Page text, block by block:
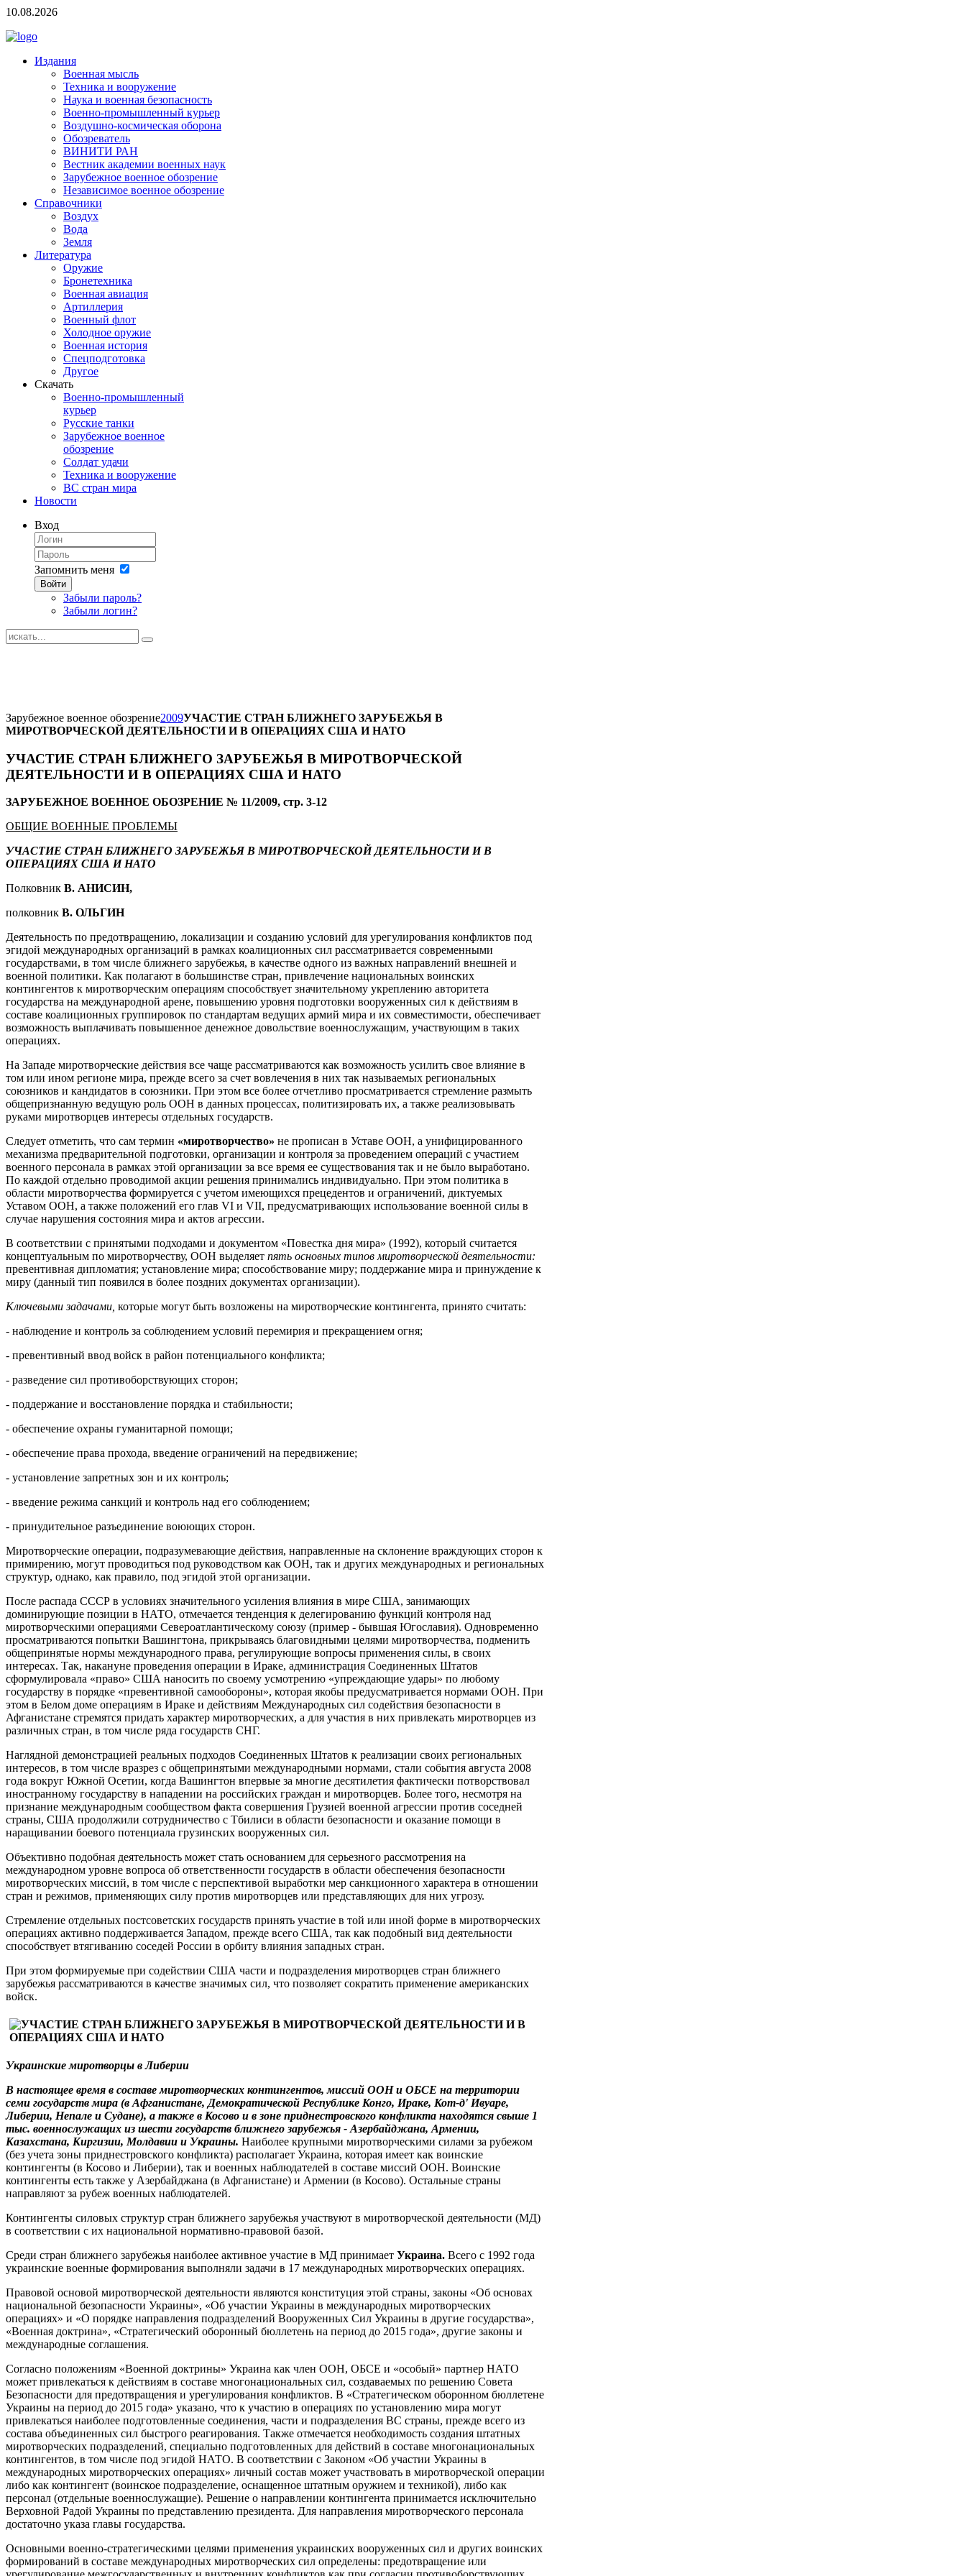
10.08.2026
Издания
Военная мысль
Техника и вооружение
Наука и военная безопасность
Военно-промышленный курьер
Воздушно-космическая оборона
Обозреватель
ВИНИТИ РАН
Вестник академии военных наук
Зарубежное военное обозрение
Независимое военное обозрение
Справочники
Воздух
Вода
Земля
Литература
Оружие
Бронетехника
Военная авиация
Артиллерия
Военный флот
Холодное оружие
Военная история
Спецподготовка
Другое
Скачать
Военно-промышленный
курьер
Русские танки
Зарубежное военное
обозрение
Солдат удачи
Техника и вооружение
ВС стран мира
Новости
Вход
Запомнить меня
Войти
Забыли пароль?
Забыли логин?
Зарубежное военное обозрение2009УЧАСТИЕ СТРАН БЛИЖНЕГО ЗАРУБЕЖЬЯ В
МИРОТВОРЧЕСКОЙ ДЕЯТЕЛЬНОСТИ И В ОПЕРАЦИЯХ США И НАТО
УЧАСТИЕ СТРАН БЛИЖНЕГО ЗАРУБЕЖЬЯ В МИРОТВОРЧЕСКОЙ
ДЕЯТЕЛЬНОСТИ И В ОПЕРАЦИЯХ США И НАТО
ЗАРУБЕЖНОЕ ВОЕННОЕ ОБОЗРЕНИЕ № 11/2009, стр. 3-12
ОБЩИЕ ВОЕННЫЕ ПРОБЛЕМЫ
УЧАСТИЕ СТРАН БЛИЖНЕГО ЗАРУБЕЖЬЯ В МИРОТВОРЧЕСКОЙ ДЕЯТЕЛЬНОСТИ И В
ОПЕРАЦИЯХ США И НАТО
Полковник В. АНИСИН,
полковник В. ОЛЬГИН
Деятельность по предотвращению, локализации и созданию условий для урегулирования конфликтов под
эгидой международных организаций в рамках коалиционных сил рассматривается современными
государствами, в том числе ближнего зарубежья, в качестве одного из важных направлений внешней и
военной политики. Как полагают в большинстве стран, привлечение национальных воинских
контингентов к миротворческим операциям способствует значительному укреплению авторитета
государства на международной арене, повышению уровня подготовки вооруженных сил к действиям в
составе коалиционных группировок по стандартам ведущих армий мира и их совместимости, обеспечивает
возможность выплачивать повышенное денежное довольствие военнослужащим, участвующим в таких
операциях.
На Западе миротворческие действия все чаще рассматриваются как возможность усилить свое влияние в
том или ином регионе мира, прежде всего за счет вовлечения в них так называемых региональных
союзников и кандидатов в союзники. При этом все более отчетливо просматривается стремление размыть
общепризнанную ведущую роль ООН в данных процессах, политизировать их, а также реализовывать
руками миротворцев интересы отдельных государств.
Следует отметить, что сам термин «миротворчество» не прописан в Уставе ООН, а унифицированного
механизма предварительной подготовки, организации и контроля за проведением операций с участием
военного персонала в рамках этой организации за все время ее существования так и не было выработано.
По каждой отдельно проводимой акции решения принимались индивидуально. При этом политика в
области миротворчества формируется с учетом имеющихся прецедентов и ограничений, диктуемых
Уставом ООН, а также положений его глав VI и VII, предусматривающих использование военной силы в
случае нарушения состояния мира и актов агрессии.
В соответствии с принятыми подходами и документом «Повестка дня мира» (1992), который считается
концептуальным по миротворчеству, ООН выделяет пять основных типов миротворческой деятельности:
превентивная дипломатия; установление мира; способствование миру; поддержание мира и принуждение к
миру (данный тип появился в более поздних документах организации).
Ключевыми задачами, которые могут быть возложены на миротворческие контингента, принято считать:
- наблюдение и контроль за соблюдением условий перемирия и прекращением огня;
- превентивный ввод войск в район потенциального конфликта;
- разведение сил противоборствующих сторон;
- поддержание и восстановление порядка и стабильности;
- обеспечение охраны гуманитарной помощи;
- обеспечение права прохода, введение ограничений на передвижение;
- установление запретных зон и их контроль;
- введение режима санкций и контроль над его соблюдением;
- принудительное разъединение воюющих сторон.
Миротворческие операции, подразумевающие действия, направленные на склонение враждующих сторон к
примирению, могут проводиться под руководством как ООН, так и других международных и региональных
структур, однако, как правило, под эгидой этой организации.
После распада СССР в условиях значительного усиления влияния в мире США, занимающих
доминирующие позиции в НАТО, отмечается тенденция к делегированию функций контроля над
миротворческими операциями Североатлантическому союзу (пример - бывшая Югославия). Одновременно
просматриваются попытки Вашингтона, прикрываясь благовидными целями миротворчества, подменить
общепринятые нормы международного права, регулирующие вопросы применения силы, в своих
интересах. Так, накануне проведения операции в Ираке, администрация Соединенных Штатов
сформулировала «право» США наносить по своему усмотрению «упреждающие удары» по любому
государству в порядке «превентивной самообороны», которая якобы предусматривается нормами ООН. При
этом в Белом доме операциям в Ираке и действиям Международных сил содействия безопасности в
Афганистане стремятся придать характер миротворческих, а для участия в них привлекать миротворцев из
различных стран, в том числе ряда государств СНГ.
Наглядной демонстрацией реальных подходов Соединенных Штатов к реализации своих региональных
интересов, в том числе вразрез с общепринятыми международными нормами, стали события августа 2008
года вокруг Южной Осетии, когда Вашингтон впервые за многие десятилетия фактически потворствовал
иностранному государству в нападении на российских граждан и миротворцев. Более того, несмотря на
признание международным сообществом факта совершения Грузией военной агрессии против соседней
страны, США продолжили сотрудничество с Тбилиси в области безопасности и оказание помощи в
наращивании боевого потенциала грузинских вооруженных сил.
Объективно подобная деятельность может стать основанием для серьезного рассмотрения на
международном уровне вопроса об ответственности государств в области обеспечения безопасности
миротворческих миссий, в том числе с перспективой выработки мер санкционного характера в отношении
стран и режимов, применяющих силу против миротворцев или представляющих для них угрозу.
Стремление отдельных постсоветских государств принять участие в той или иной форме в миротворческих
операциях активно поддерживается Западом, прежде всего США, так как подобный вид деятельности
способствует втягиванию соседей России в орбиту влияния западных стран.
При этом формируемые при содействии США части и подразделения миротворцев стран ближнего
зарубежья рассматриваются в качестве значимых сил, что позволяет сократить применение американских
войск.
Украинские миротворцы в Либерии
В настоящее время в составе миротворческих контингентов, миссий ООН и ОБСЕ на территории
семи государств мира (в Афганистане, Демократической Республике Конго, Ираке, Кот-д' Ивуаре,
Либерии, Непале и Судане), а также в Косово и в зоне приднестровского конфликта находятся свыше 1
тыс. военнослужащих из шести государств ближнего зарубежья - Азербайджана, Армении,
Казахстана, Киргизии, Молдавии и Украины. Наиболее крупными миротворческими силами за рубежом
(без учета зоны приднестровского конфликта) располагает Украина, которая имеет как воинские
контингенты (в Косово и Либерии), так и военных наблюдателей в составе миссий ООН. Воинские
контингенты есть также у Азербайджана (в Афганистане) и Армении (в Косово). Остальные страны
направляют за рубеж военных наблюдателей.
Контингенты силовых структур стран ближнего зарубежья участвуют в миротворческой деятельности (МД)
в соответствии с их национальной нормативно-правовой базой.
Среди стран ближнего зарубежья наиболее активное участие в МД принимает Украина. Всего с 1992 года
украинские военные формирования выполняли задачи в 17 международных миротворческих операциях.
Правовой основой миротворческой деятельности являются конституция этой страны, законы «Об основах
национальной безопасности Украины», «Об участии Украины в международных миротворческих
операциях» и «О порядке направления подразделений Вооруженных Сил Украины в другие государства»,
«Военная доктрина», «Стратегический оборонный бюллетень на период до 2015 года», другие законы и
международные соглашения.
Согласно положениям «Военной доктрины» Украина как член ООН, ОБСЕ и «особый» партнер НАТО
может привлекаться к действиям в составе многонациональных сил, создаваемых по решению Совета
Безопасности для предотвращения и урегулирования конфликтов. В «Стратегическом оборонном бюллетене
Украины на период до 2015 года» указано, что к участию в операциях по установлению мира могут
привлекаться наиболее подготовленные соединения, части и подразделения ВС страны, прежде всего из
состава объединенных сил быстрого реагирования. Также отмечается необходимость создания штатных
миротворческих подразделений, специально подготовленных для действий в составе многонациональных
контингентов, в том числе под эгидой НАТО. В соответствии с Законом «Об участии Украины в
международных миротворческих операциях» личный состав может участвовать в миротворческой операции
либо как контингент (воинское подразделение, оснащенное штатным оружием и техникой), либо как
персонал (отдельные военнослужащие). Решение о направлении контингента принимается исключительно
Верховной Радой Украины по представлению президента. Для направления миротворческого персонала
достаточно указа главы государства.
Основными военно-стратегическими целями применения украинских вооруженных сил и других воинских
формирований в составе международных миротворческих сил определены: предотвращение или